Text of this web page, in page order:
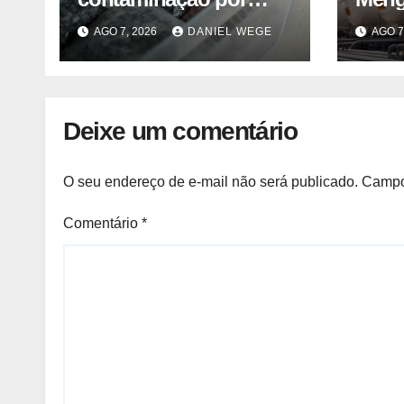
listeria suspende
venda de mirtilos em
fábricas da América do
AGO 7, 2026 DANIEL WEGE AGO
Deixe um comentário
O seu endereço de e-mail não será publicado.
Comentário *